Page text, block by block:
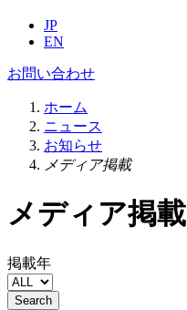
JP
EN
お問い合わせ
ホーム
ニュース
お知らせ
メディア掲載
メディア掲載
掲載年
Search